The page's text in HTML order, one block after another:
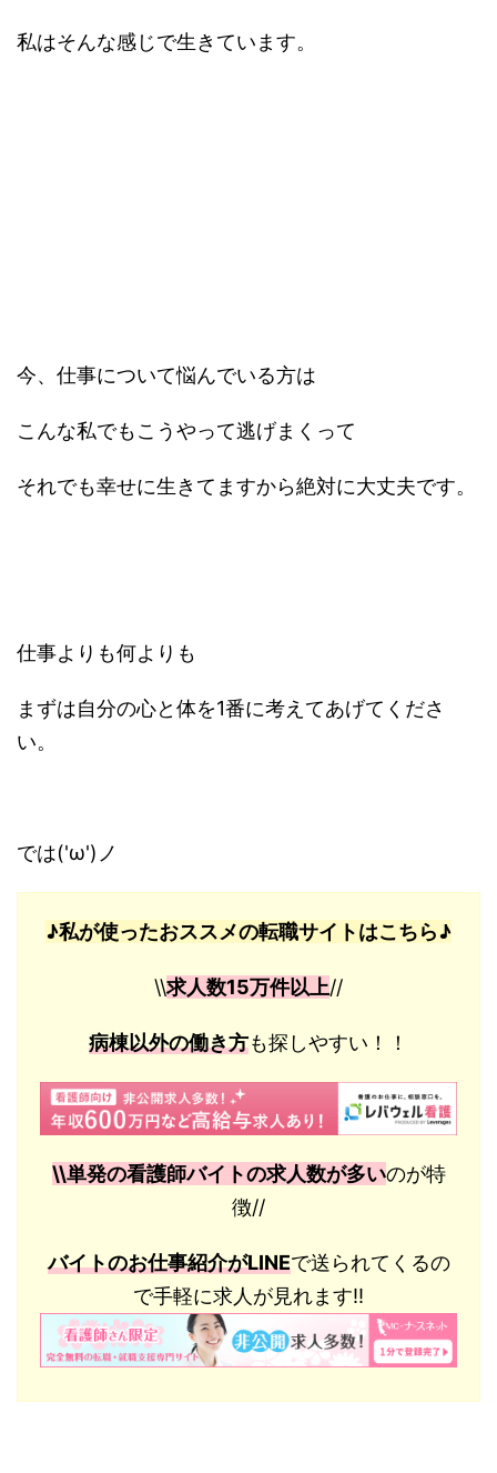
私はそんな感じで生きています。
今、仕事について悩んでいる方は
こんな私でもこうやって逃げまくって
それでも幸せに生きてますから絶対に大丈夫です。
仕事よりも何よりも
まずは自分の心と体を1番に考えてあげてくださ
い。
では('ω')ノ
♪私が使ったおススメの転職サイトはこちら♪
\\求人数15万件以上//
病棟以外の働き方も探しやすい！！
\\単発の看護師バイトの求人数が多いのが特
徴//
バイトのお仕事紹介がLINEで送られてくるの
で手軽に求人が見れます!!